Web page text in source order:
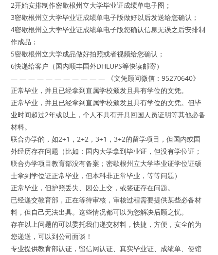
2开始安排制作密歇根州立大学毕业证成绩单电子图；
3密歇根州立大学毕业证成绩单电子版做好以后发送给您确认；
4密歇根州立大学毕业证成绩单电子版您确认信息无误之后安排制
作成品；
5密歇根州立大学成品做好拍照或者视频给您确认；
6快递给客户（国内顺丰国外DHLUPS等快读邮寄）
— — — — — — — — — — — 《文凭顾问微信：95270640》
正常毕业，并且已经拿到直属学校颁发且具有学位的文凭。
正常毕业，并且已经拿到直属学校颁发且具有学位的文凭。但毕
业时间超过2年或以上，个人不具有开具回国人员证明等其他必备
材料。
联合办学的，如2+1，2+2，3+1，3+2的留学项目，但国内或国
外经历存在问题（比如：国内大学拿到毕业证，但没有学位证；
联合办学项目教育部没有备案；密歇根州立大学毕业证学位证硕
士拿到学位证正常毕业，但本科非正常毕业，等等问题）
正常毕业，但护照丢失、因公上交，或签证存在问题。
已经递交教育部，正在等待审核，审核过程需要提供某些必备材
料，但自己无法出具。这些情况都可以为您解决后顾之忧。
存在以上问题的可以委托我们递交材料，快捷，方便，安全的为
您递送，可以到公司面谈！
专业提供教育部认证，留信网认证、真实毕业证、成绩单、使馆